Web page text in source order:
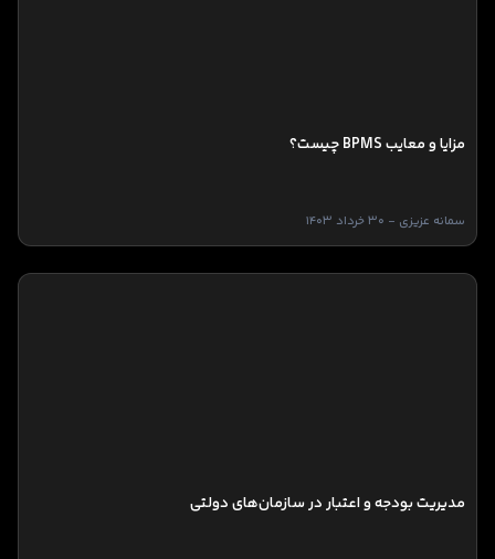
مزایا و معایب BPMS چیست؟
سمانه عزیزی - 30 خرداد 1403
مدیریت بودجه و اعتبار در سازمان‌های دولتی